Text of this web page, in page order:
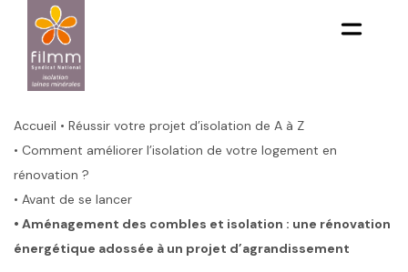
contenu
principal
Accueil • Réussir votre projet d’isolation de A à Z
• Comment améliorer l’isolation de votre logement en
rénovation ?
• Avant de se lancer
• Aménagement des combles et isolation : une rénovation
énergétique adossée à un projet d’agrandissement